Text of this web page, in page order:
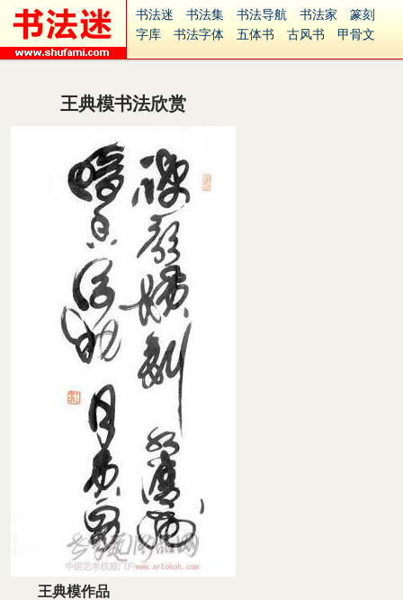
书法迷 书法集 书法导航 书法家
篆刻
字库
书法字体 五体书 古风书
甲骨文
集字
字形
古籍
中医
字体下载
Ai矢量
P图宝
安全网站
捐赠
王典模书法欣赏
王典模作品